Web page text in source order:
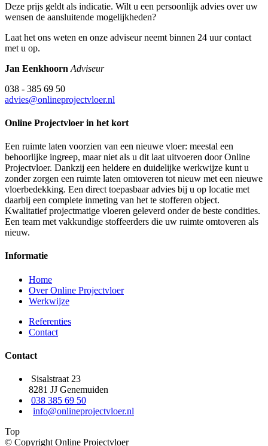
Deze prijs geldt als indicatie. Wilt u een persoonlijk advies over uw
wensen de aansluitende mogelijkheden?
Laat het ons weten en onze adviseur neemt binnen 24 uur contact
met u op.
Jan Eenkhoorn Adviseur
038 - 385 69 50
advies@onlineprojectvloer.nl
Online Projectvloer in het kort
Een ruimte laten voorzien van een nieuwe vloer: meestal een
behoorlijke ingreep, maar niet als u dit laat uitvoeren door Online
Projectvloer. Dankzij een heldere en duidelijke werkwijze kunt u
zonder zorgen een ruimte laten omtoveren tot nieuw met een nieuwe
vloerbedekking. Een direct toepasbaar advies bij u op locatie met
daarbij een complete inmeting van het te stofferen object.
Kwalitatief projectmatige vloeren geleverd onder de beste condities.
Een team met vakkundige stoffeerders die uw ruimte omtoveren als
nieuw.
Informatie
Home
Over Online Projectvloer
Werkwijze
Referenties
Contact
Contact
Sisalstraat 23
8281 JJ Genemuiden
038 385 69 50
info@onlineprojectvloer.nl
Top
© Copyright Online Projectvloer